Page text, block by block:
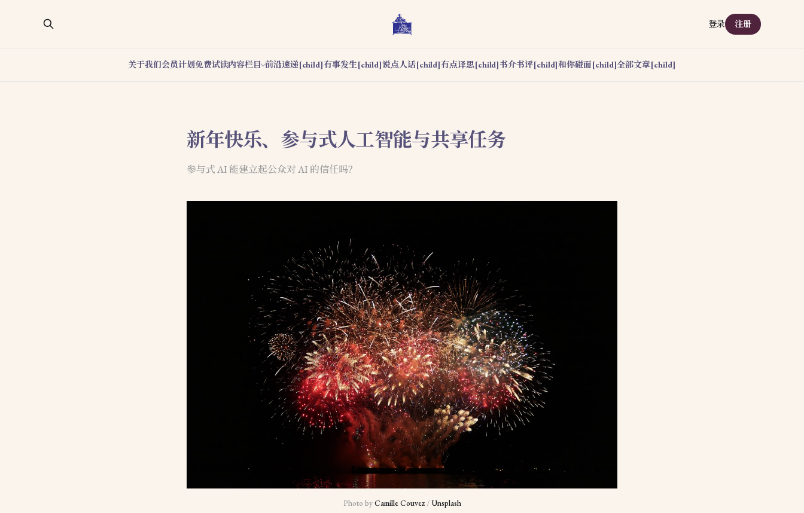
关于我们会员计划免费试读内容栏目 前沿速递[child]有事发生[child]说点人话[child]有点译思[child]书介书评[child]和你碰面[child]全部文章[child]
登录 注册
新年快乐、参与式人工智能与共享任务
参与式 AI 能建立起公众对 AI 的信任吗？
Photo by Camille Couvez / Unsplash